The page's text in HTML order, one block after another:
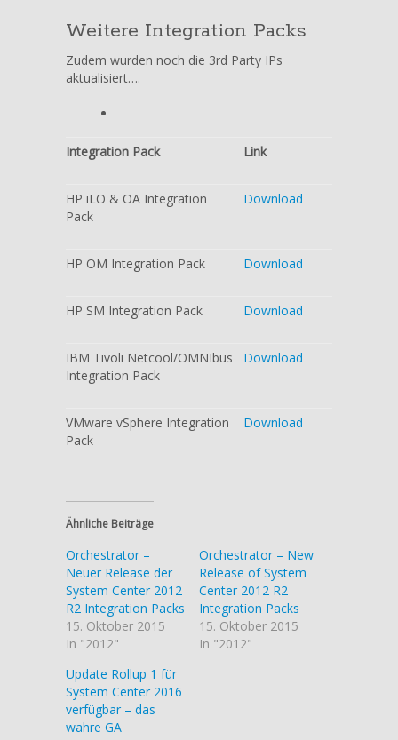
Weitere Integration Packs
Zudem wurden noch die 3rd Party IPs
aktualisiert….
Integration Pack Link
HP iLO & OA Integration
Pack
Download
HP OM Integration Pack Download
HP SM Integration Pack Download
IBM Tivoli Netcool/OMNIbus
Integration Pack
Download
VMware vSphere Integration
Pack
Download
Ähnliche Beiträge
Orchestrator –
Neuer Release der
System Center 2012
R2 Integration Packs
15. Oktober 2015
In "2012"
Orchestrator – New
Release of System
Center 2012 R2
Integration Packs
15. Oktober 2015
In "2012"
Update Rollup 1 für
System Center 2016
verfügbar – das
wahre GA